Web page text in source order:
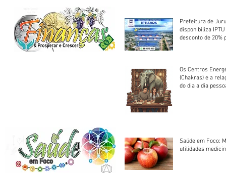
Prefeitura de
disponibiliza
desconto de 20%
Os Centros
(Chakras) e a
do dia a dia
Saúde em Foco:
utilidades